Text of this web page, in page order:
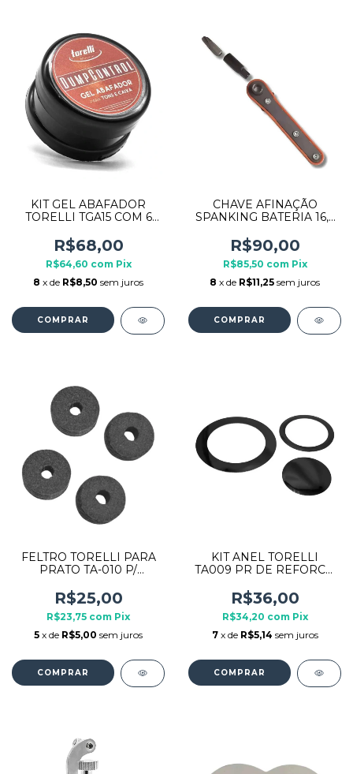
KIT GEL ABAFADOR
TORELLI TGA15 COM 6
R$68,00
R$64,60 com Pix
8 x de R$8,50 sem juros
CHAVE AFINAÇÃO
SPANKING BATERIA 16,5
PRETO/VERMELHO
R$90,00
R$85,50 com Pix
8 x de R$11,25 sem juros
FELTRO TORELLI PARA
PRATO TA-010 P/
R$25,00
R$23,75 com Pix
5 x de R$5,00 sem juros
KIT ANEL TORELLI
TA009 PR DE REFORCO
PRETO
R$36,00
R$34,20 com Pix
7 x de R$5,14 sem juros